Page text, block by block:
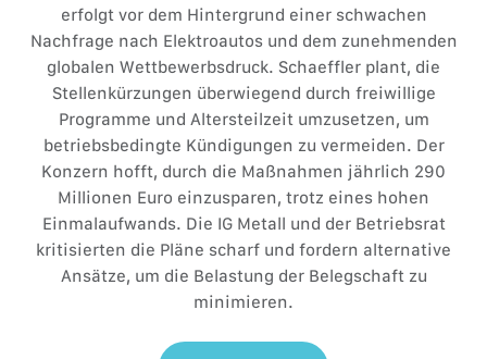
erfolgt vor dem Hintergrund einer schwachen
Nachfrage nach Elektroautos und dem zunehmenden
globalen Wettbewerbsdruck. Schaeffler plant, die
Stellenkürzungen überwiegend durch freiwillige
Programme und Altersteilzeit umzusetzen, um
betriebsbedingte Kündigungen zu vermeiden. Der
Konzern hofft, durch die Maßnahmen jährlich 290
Millionen Euro einzusparen, trotz eines hohen
Einmalaufwands. Die IG Metall und der Betriebsrat
kritisierten die Pläne scharf und fordern alternative
Ansätze, um die Belastung der Belegschaft zu
minimieren.